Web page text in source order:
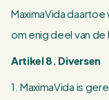
MaximaVida
om enig deel van
Artikel 8. Diversen
1. MaximaVida is